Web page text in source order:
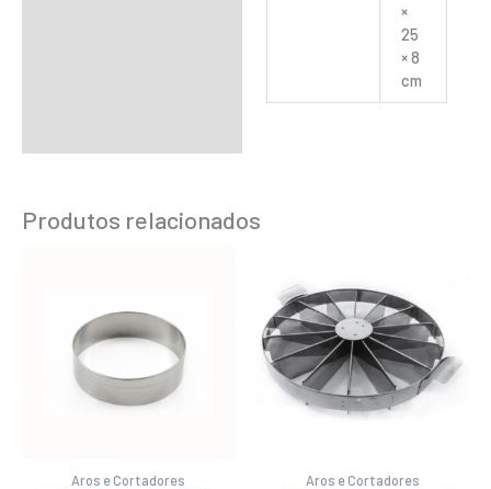
×
25
× 8
cm
Produtos relacionados
Aros e Cortadores Aros e Cortadores